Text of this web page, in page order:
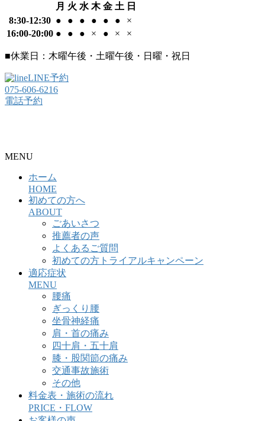
月 火 水 木 金 土 日
8:30-12:30 ● ● ● ● ● ●
×
16:00-20:00 ● ● ● × ● × ×
■休業日：木曜午後・土曜午後・日曜・祝日
LINE予約
075-606-6216
電話予約
MENU
ホーム
HOME
初めての方へ
ABOUT
ごあいさつ
推薦者の声
よくあるご質問
初めての方トライアルキャンペーン
適応症状
MENU
腰痛
ぎっくり腰
坐骨神経痛
肩・首の痛み
四十肩・五十肩
膝・股関節の痛み
交通事故施術
その他
料金表・施術の流れ
PRICE・FLOW